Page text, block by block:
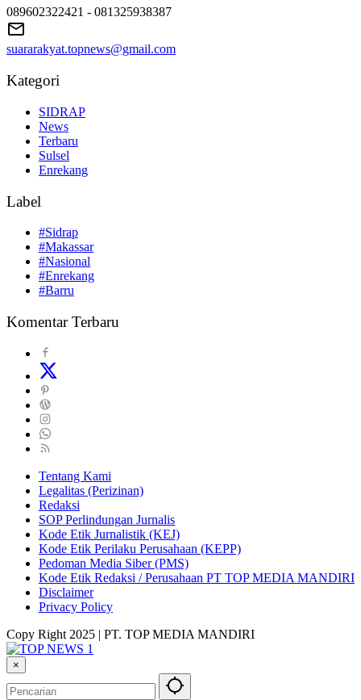
089602322421 - 081325938387
suararakyat.topnews@gmail.com
Kategori
SIDRAP
News
Terbaru
Sulsel
Enrekang
Label
#Sidrap
#Makassar
#Nasional
#Enrekang
#Barru
Komentar Terbaru
Tentang Kami
Legalitas (Perizinan)
Redaksi
SOP Perlindungan Jurnalis
Kode Etik Jurnalistik (KEJ)
Kode Etik Perilaku Perusahaan (KEPP)
Pedoman Media Siber (PMS)
Kode Etik Redaksi / Perusahaan PT TOP MEDIA MANDIRI
Disclaimer
Privacy Policy
Copy Right 2025 | PT. TOP MEDIA MANDIRI
×